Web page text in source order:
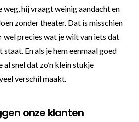
hij vraagt weinig aandacht en
zonder theater. Dat is misschien
wel precies wat je wilt van iets dat
staat. En als je hem eenmaal goed
snel dat zo’n klein stukje
verschil maakt.
onze klanten